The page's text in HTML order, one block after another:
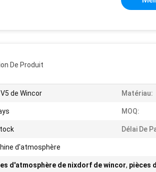
De Produit
V5 de Wincor Matériau:
MOQ:
Délai De
d'atmosphère
d'atmosphère de nixdorf de wincor, pièces